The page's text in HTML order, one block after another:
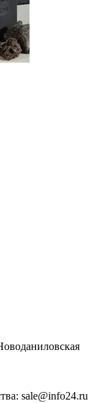
sale@info24.ru